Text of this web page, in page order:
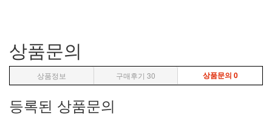
상품문의
상품정보 구매후기 30 상품문의 0
등록된 상품문의